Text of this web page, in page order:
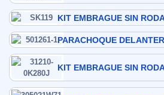
KIT EMBRAGUE SIN
PARACHOQUE
KIT EMBRAGUE SIN